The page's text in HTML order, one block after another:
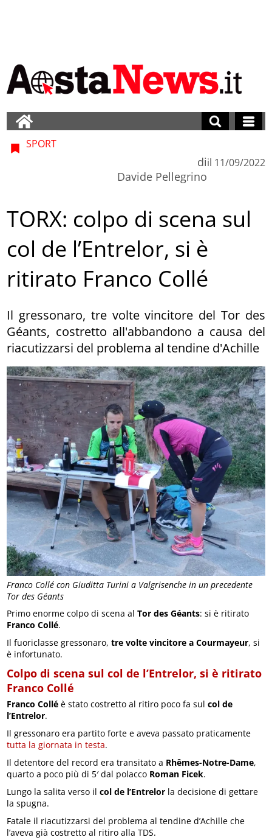
Franco Collé con Giuditta Turini a Valgrisenche in un precedente
Tor des Géants
SPORT
di
Davide Pellegrino
il 11/09/2022
TORX: colpo di scena sul
col de l’Entrelor, si è
ritirato Franco Collé
Il gressonaro, tre volte vincitore del Tor des
Géants, costretto all'abbandono a causa del
riacutizzarsi del problema al tendine d'Achille
Primo enorme colpo di scena alTor des Géants: si è ritirato
Franco Collé.
Il fuoriclasse gressonaro,tre volte vincitore a Courmayeur, si
è infortunato.
Colpo di scena sul col de l’Entrelor, si è ritirato
Franco Collé
Franco Collé è stato costretto al ritiro poco fa sulcol de
l’Entrelor.
Il gressonaro era partito forte e aveva passato praticamente
tutta la giornata in testa.
Il detentore del record era transitato a Rhêmes-Notre-Dame,
quarto a poco più di 5′ dal polacco Roman Ficek.
Lungo la salita verso ilcol de l’Entrelor la decisione di gettare
la spugna.
Fatale il riacutizzarsi del problema al tendine d’Achille che
l’aveva già costretto al ritiro alla TDS.